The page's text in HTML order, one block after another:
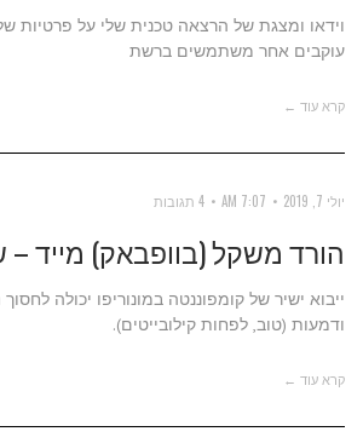
וידאו ומצגת של הרצאה טכנית שלי על פרטיות
עוקבים אחר משתמשים ברשת
קרא עוד ←
יולי 7, 2019 7:07 AM 4 תגובות
הורד משקל (בוופבאק) מייד –
ייבוא ישיר של קומפוננטה במונוריפו יכולה
ודמעות (טוב, לפחות קילובייטים).
קרא עוד ←